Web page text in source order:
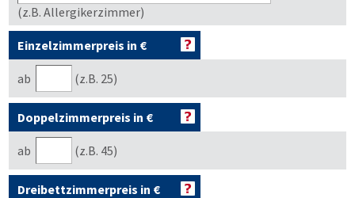
(z.B. Allergikerzimmer)
Einzelzimmerpreis in €
ab (z.B. 25)
Doppelzimmerpreis in €
ab (z.B. 45)
Dreibettzimmerpreis in €